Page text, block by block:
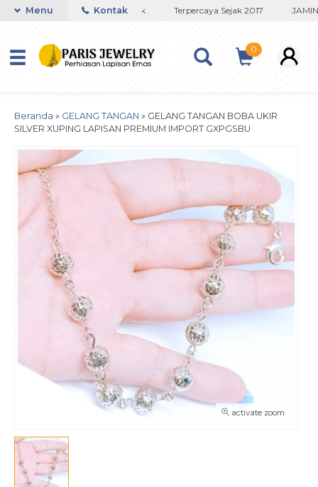
Titanium Lapisan Emas Terbaik Terpercaya Sejak 2017
Menu Kontak
0
Beranda » GELANG TANGAN » GELANG TANGAN BOBA UKIR
SILVER XUPING LAPISAN PREMIUM IMPORT GXPGSBU
activate zoom